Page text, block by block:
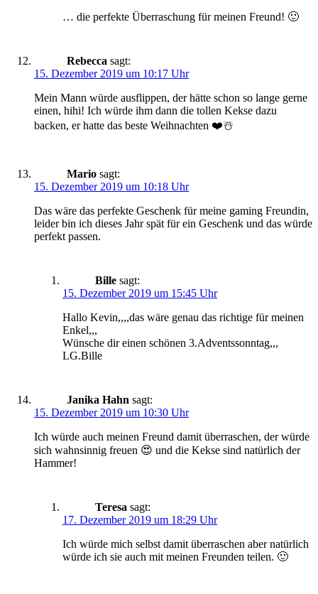
… die perfekte Überraschung für meinen Freund! 🙂
Rebecca sagt:
15. Dezember 2019 um 10:17 Uhr
Mein Mann würde ausflippen, der hätte schon so lange gerne
einen, hihi! Ich würde ihm dann die tollen Kekse dazu
backen, er hatte das beste Weihnachten ❤️☃️
Mario sagt:
15. Dezember 2019 um 10:18 Uhr
Das wäre das perfekte Geschenk für meine gaming Freundin,
leider bin ich dieses Jahr spät für ein Geschenk und das würde
perfekt passen.
Bille sagt:
15. Dezember 2019 um 15:45 Uhr
Hallo Kevin,,,,das wäre genau das richtige für meinen
Enkel,,,
Wünsche dir einen schönen 3.Adventssonntag,,,
LG.Bille
Janika Hahn sagt:
15. Dezember 2019 um 10:30 Uhr
Ich würde auch meinen Freund damit überraschen, der würde
sich wahnsinnig freuen 😍 und die Kekse sind natürlich der
Hammer!
Teresa sagt:
17. Dezember 2019 um 18:29 Uhr
Ich würde mich selbst damit überraschen aber natürlich
würde ich sie auch mit meinen Freunden teilen. 🙂